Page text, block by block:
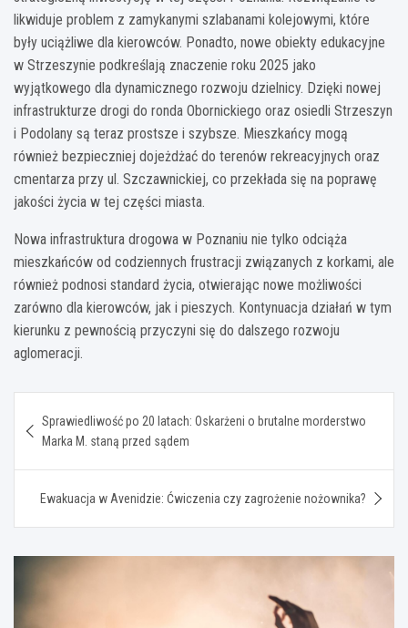
likwiduje problem z zamykanymi szlabanami kolejowymi, które
były uciążliwe dla kierowców. Ponadto, nowe obiekty edukacyjne
w Strzeszynie podkreślają znaczenie roku 2025 jako
wyjątkowego dla dynamicznego rozwoju dzielnicy. Dzięki nowej
infrastrukturze drogi do ronda Obornickiego oraz osiedli Strzeszyn
i Podolany są teraz prostsze i szybsze. Mieszkańcy mogą
również bezpieczniej dojeżdżać do terenów rekreacyjnych oraz
cmentarza przy ul. Szczawnickiej, co przekłada się na poprawę
jakości życia w tej części miasta.
Nowa infrastruktura drogowa w Poznaniu nie tylko odciąża
mieszkańców od codziennych frustracji związanych z korkami, ale
również podnosi standard życia, otwierając nowe możliwości
zarówno dla kierowców, jak i pieszych. Kontynuacja działań w tym
kierunku z pewnością przyczyni się do dalszego rozwoju
aglomeracji.
wpisu
Sprawiedliwość po 20 latach: Oskarżeni o brutalne morderstwo
Marka M. staną przed sądem
Ewakuacja w Avenidzie: Ćwiczenia czy zagrożenie nożownika?